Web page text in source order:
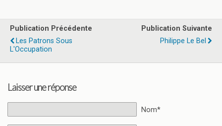
Publication Précédente
Les Patrons Sous
L'Occupation
Publication Suivante
Philippe Le Bel
Laisser une réponse
Nom*